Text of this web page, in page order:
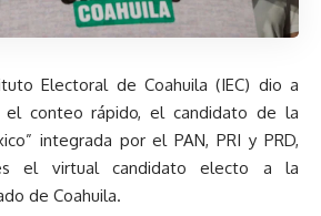
Electoral de Coahuila (IEC) dio a
el conteo rápido, el candidato de la
integrada por el PAN, PRI y PRD,
el virtual candidato electo a la
de Coahuila.